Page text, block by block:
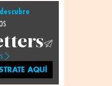
AQUÍ